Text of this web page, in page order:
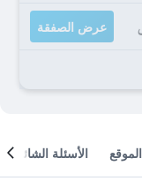
عرض الصفقة
الموقع الأسئلة الشائعة